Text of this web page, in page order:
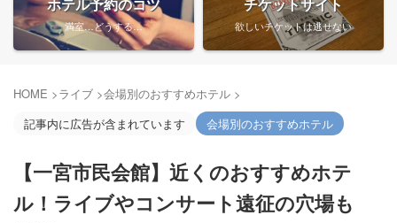
ホテル予約のコツ
満室…どうする…
チケットサイト
欲しいチケットは逃せない
HOME >ライブ >会場別のおすすめホテル >
記事内に広告が含まれています
会場別のおすすめホテル
【一宮市民会館】近くのおすすめホテ
ル！ライブやコンサート遠征の穴場も